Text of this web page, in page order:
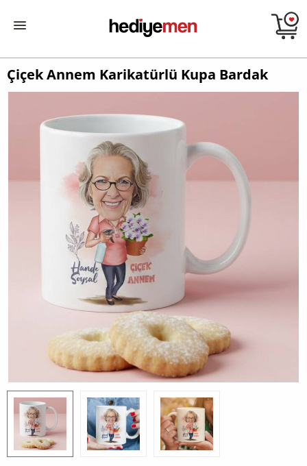
Çiçek Annem Karikatürlü Kupa Bardak